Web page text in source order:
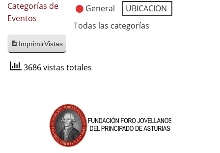
Categorías de
Eventos
General
UBICACION
Todas las categorías
ImprimirVistas
3686 vistas totales